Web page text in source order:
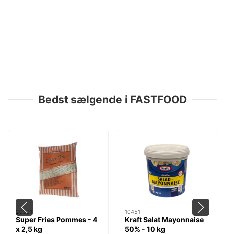
Bedst sælgende i FASTFOOD
20301
Super Fries Pommes - 4
x 2,5 kg
10451
Kraft Salat Mayonnaise
50% - 10 kg